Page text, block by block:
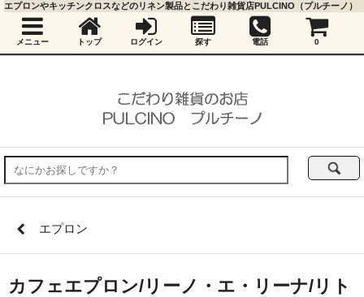
エプロン
カフェエプロン/リーノ・エ・リーナ/リト
エプロンやキッチンクロスなどのリネン製品とこだわり雑貨店PULCINO（プルチーノ）
メニュー トップ ログイン 探す 電話 0